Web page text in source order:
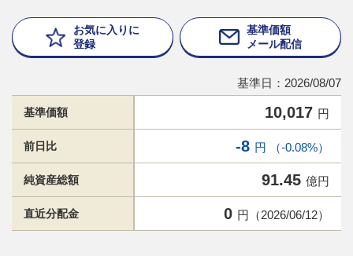
お気に入りに
登録
基準価額
メール配信
基準日：2026/08/07
基準価額 10,017 円
前日比 -8 円 （-0.08%）
純資産総額 91.45 億円
直近分配金 0 円（2026/06/12）